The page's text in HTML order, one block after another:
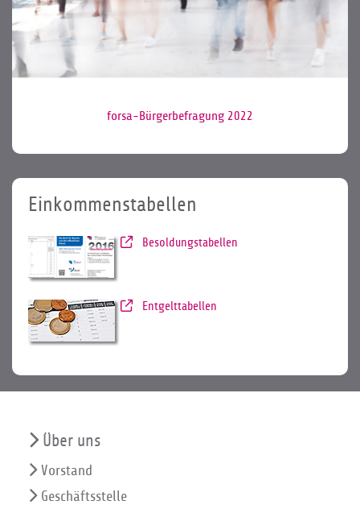
forsa-Bürgerbefragung 2022
Einkommenstabellen
Besoldungstabellen
Entgelttabellen
Über uns
Vorstand
Geschäftsstelle